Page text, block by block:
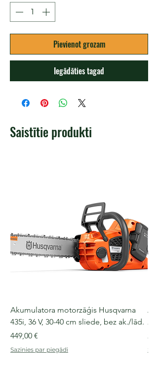
Pievienot grozam
Iegādāties tagad
Saistītie produkti
Akumulatora motorzāģis Husqvarna
435i, 36 V, 30-40 cm sliede, bez ak./lād.
Cena
449,00 €
Sazinies par piegādi